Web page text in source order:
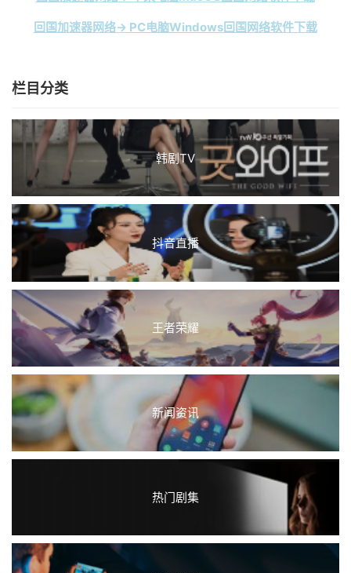
回国加速器网络→ PC电脑Windows回国网络软件下载
栏目分类
韩剧TV
抖音直播
王者荣耀
新闻资讯
热门剧集